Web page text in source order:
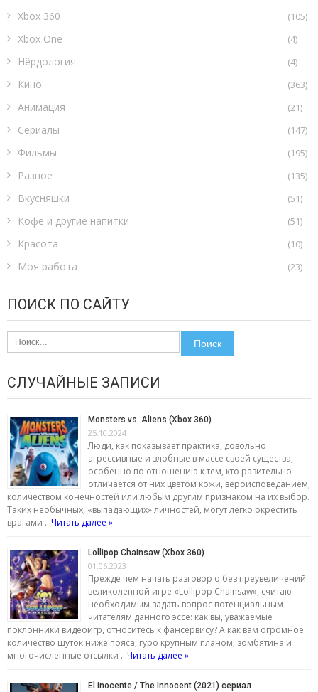
Xbox 360 (105)
Xbox One (4)
Нёрдология (4)
Кино (363)
Анимация (21)
Сериалы (147)
Фильмы (195)
Разное (135)
Вкусняшки (51)
Кофе и другие напитки (51)
Красота (10)
Моя работа (23)
ПОИСК ПО САЙТУ
Найти:
СЛУЧАЙНЫЕ ЗАПИСИ
Monsters vs. Aliens (Xbox 360)
25.10.2024
Люди, как показывает практика, довольно
агрессивные и злобные в массе своей существа,
особенно по отношению к тем, кто разительно
отличается от них цветом кожи, вероисповеданием,
количеством конечностей или любым другим признаком на их выбор.
Таких необычных, «выпадающих» личностей, могут легко окрестить
врагами …Читать далее »
Lollipop Chainsaw (Xbox 360)
01.06.2023
Прежде чем начать разговор о без преувеличений
великолепной игре «Lollipop Chainsaw», считаю
необходимым задать вопрос потенциальным
читателям данного эссе: как вы, уважаемые
поклонники видеоигр, относитесь к фансервису? А как вам огромное
количество шуток ниже пояса, гуро крупным планом, зомбятина и
многочисленные отсылки …Читать далее »
El inocente / The Innocent (2021) сериал